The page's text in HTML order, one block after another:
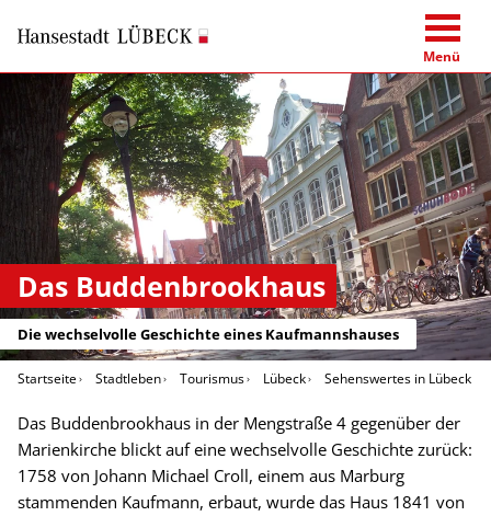
Menü
Das Buddenbrookhaus
Die wechselvolle Geschichte eines Kaufmannshauses
Startseite Stadtleben Tourismus Lübeck Sehenswertes in Lübeck
Das Buddenbrookhaus in der Mengstraße 4 gegenüber der
Marienkirche blickt auf eine wechselvolle Geschichte zurück:
1758 von Johann Michael Croll, einem aus Marburg
stammenden Kaufmann, erbaut, wurde das Haus 1841 von